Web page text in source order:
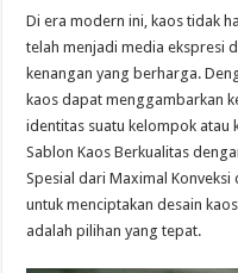
Di era modern ini, kaos tidak
telah menjadi media ekspresi
kenangan yang berharga.
kaos dapat menggambarkan
identitas suatu kelompok atau
Sablon Kaos Berkualitas
Spesial dari Maximal
untuk menciptakan desain
adalah pilihan yang tepat.